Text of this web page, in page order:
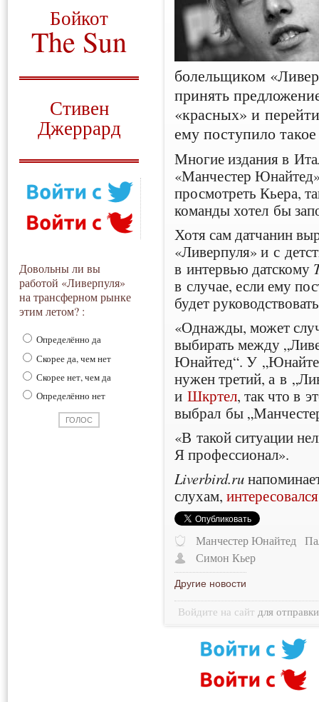
Бойкот
The Sun
Стивен
Джеррард
Довольны ли вы
работой «Ливерпуля»
на трансферном рынке
этим летом? :
Определённо да
Скорее да, чем нет
Скорее нет, чем да
Определённо нет
болельщиком
принять
«красных» и
ему поступило
Многие издания в
«Манчестер
просмотреть Кьера,
команды хотел бы
Хотя сам датчанин
«Ливерпуля» и с
в интервью датскому
в случае, если ему
будет
«Однажды, может
выбирать между
Юнайтед“. У
нужен третий, а в
иШкртел, так что в
выбрал бы
«В такой ситуации
Я профессионал».
Liverbird.ru
слухам,
Манчестер Юнайтед
Симон Кьер
Другие новости
Войдите на сайт для